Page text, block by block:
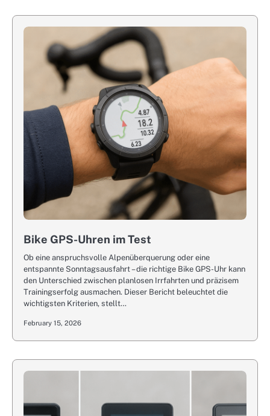
Bike GPS-Uhren im Test
Ob eine anspruchsvolle Alpenüberquerung oder eine
entspannte Sonntagsausfahrt – die richtige Bike GPS-Uhr kann
den Unterschied zwischen planlosen Irrfahrten und präzisem
Trainingserfolg ausmachen. Dieser Bericht beleuchtet die
wichtigsten Kriterien, stellt…
February 15, 2026